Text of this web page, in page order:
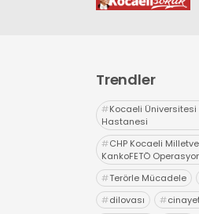
Trendler
#Kocaeli Üniversitesi
Hastanesi
#CHP Kocaeli
KankoFETÖ
#Terörle Mücadele
#dilovası #